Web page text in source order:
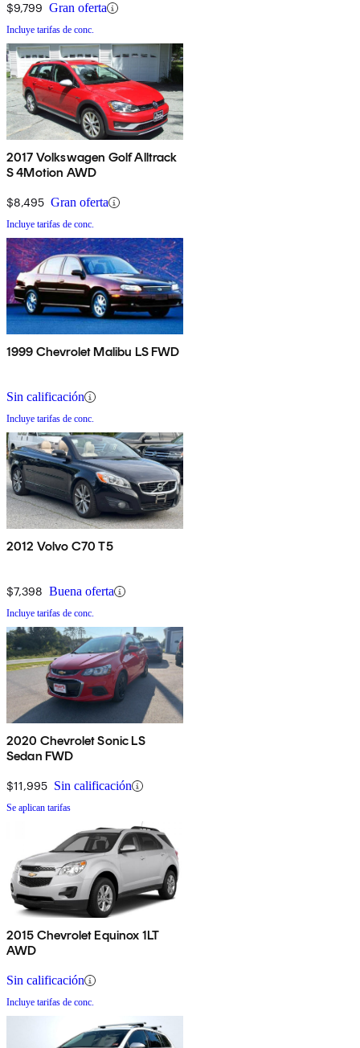
$9,799 Gran oferta
Incluye tarifas de conc.
2017 Volkswagen Golf Alltrack
S 4Motion AWD
$8,495 Gran oferta
Incluye tarifas de conc.
1999 Chevrolet Malibu LS FWD
Sin calificación
Incluye tarifas de conc.
2012 Volvo C70 T5
$7,398 Buena oferta
Incluye tarifas de conc.
2020 Chevrolet Sonic LS
Sedan FWD
$11,995 Sin calificación
Se aplican tarifas
2015 Chevrolet Equinox 1LT
AWD
Sin calificación
Incluye tarifas de conc.